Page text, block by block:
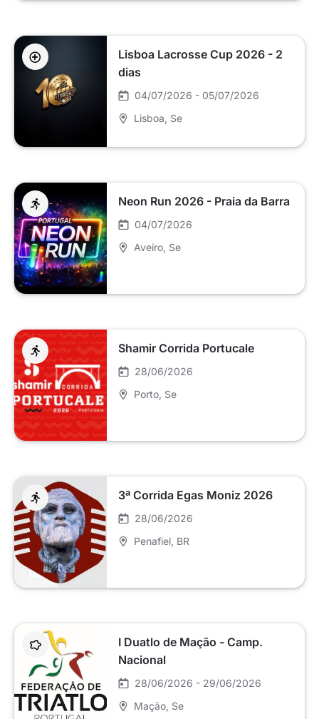
Lisboa Lacrosse Cup 2026 - 2
dias
04/07/2026 - 05/07/2026
Lisboa , Se
Neon Run 2026 - Praia da Barra
04/07/2026
Aveiro , Se
Shamir Corrida Portucale
28/06/2026
Porto , Se
3ª Corrida Egas Moniz 2026
28/06/2026
Penafiel , BR
I Duatlo de Mação - Camp.
Nacional
28/06/2026 - 29/06/2026
Mação , Se